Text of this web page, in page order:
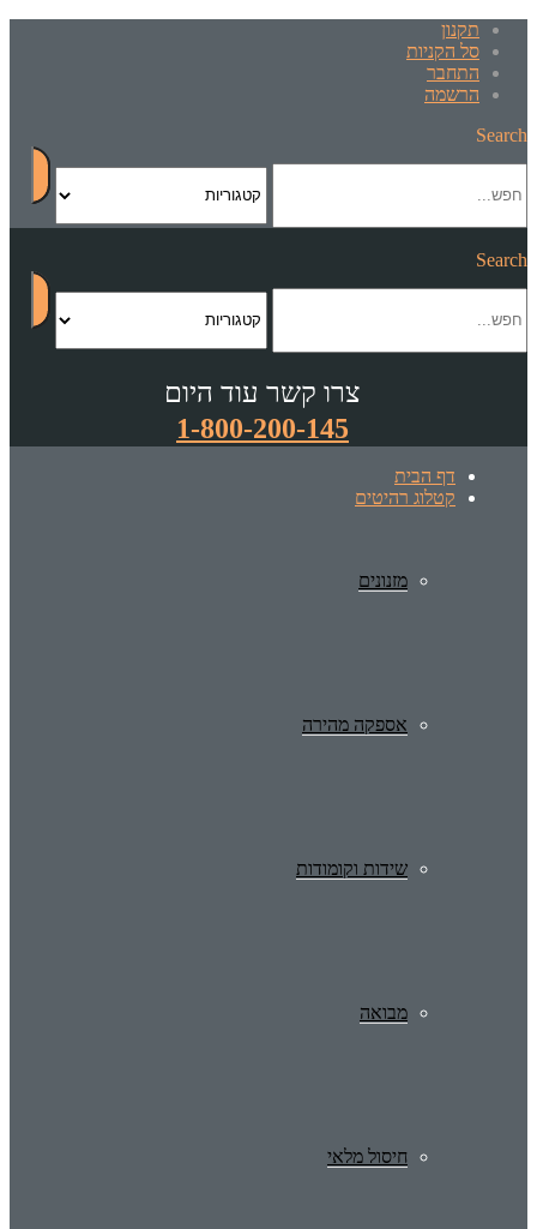
תקנון
סל הקניות
התחבר
הרשמה
Search
Search
צרו קשר עוד היום
1-800-200-145
דף הבית
קטלוג רהיטים
מזנונים
אספקה מהירה
שידות וקומודות
מבואה
חיסול מלאי